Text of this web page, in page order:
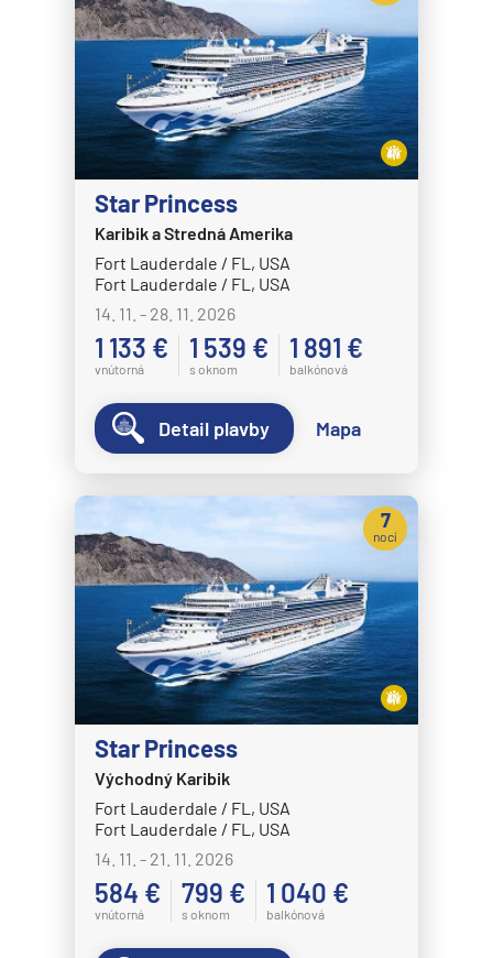
Star Princess
Karibik a Stredná Amerika
Fort Lauderdale / FL, USA
Fort Lauderdale / FL, USA
14. 11. - 28. 11. 2026
1 133 €
vnútorná
1 539 €
s oknom
1 891 €
balkónová
Detail plavby Mapa
Star Princess
Východný Karibik
Fort Lauderdale / FL, USA
Fort Lauderdale / FL, USA
14. 11. - 21. 11. 2026
584 €
vnútorná
799 €
s oknom
1 040 €
balkónová
7
nocí